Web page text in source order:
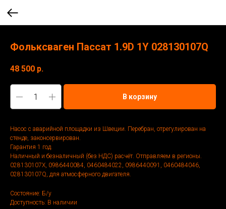
Фольксваген Пассат 1.9D 1Y 028130107Q
48 500 р.
В корзину
Насос с аварийной площадки из Швеции. Перебран, отрегулирован на
стенде, законсервирован.
Гарантия 1 год.
Наличный и безналичный (без НДС) расчёт. Отправляем в регионы.
028130107X, 0986440084, 0460484022, 0986440091, 0460484046,
028130107Q, для атмосферного двигателя.
Состояние: Б/у
Доступность: В наличии